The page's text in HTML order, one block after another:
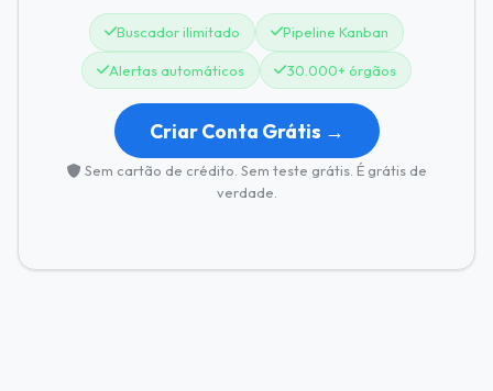
Buscador ilimitado Pipeline Kanban
Alertas automáticos 30.000+ órgãos
Criar Conta Grátis →
Sem cartão de crédito. Sem teste grátis. É grátis de
verdade.